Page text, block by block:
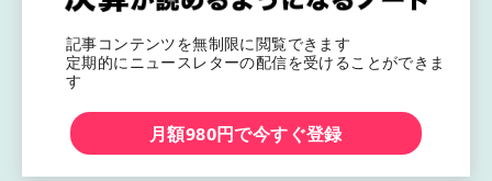
記事コンテンツを無制限に閲覧できます
定期的にニュースレターの配信を受けることができま
す
月額980円で今すぐ登録